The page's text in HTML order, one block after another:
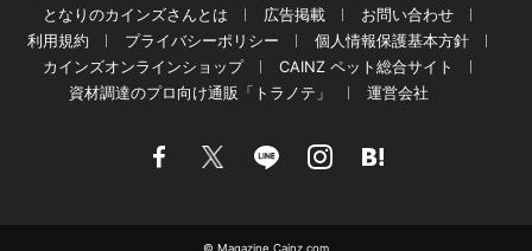
となりのカインズさんとは
広告掲載
お問い合わせ
利用規約
プライバシーポリシー
個人情報保護基本方針
カインズオンラインショップ
CAINZ ペット総合サイト
資材調達のプロ向け通販「トラノテ」
運営会社
© Magazine.Cainz.com